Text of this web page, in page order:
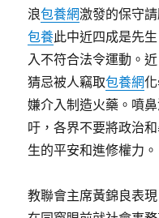
浪包養網激發的保守
包養此中近四成是先
入不符合法令運動。
猜忌被人竊取包養網
嫌介入制造火藥。噴
吁，各界不要將政治
生的平安和進修權力。
教聯會主席黃錦良表